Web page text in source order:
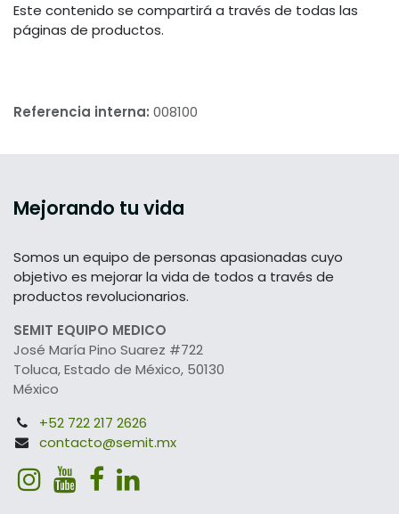
Este contenido se compartirá a través de todas las
páginas de productos.
Referencia interna: 008100
Mejorando tu vida
Somos un equipo de personas apasionadas cuyo
objetivo es mejorar la vida de todos a través de
productos revolucionarios.
SEMIT EQUIPO MEDICO
José María Pino Suarez #722
Toluca, Estado de México, 50130
México
+52 722 217 2626
contacto@semit.mx